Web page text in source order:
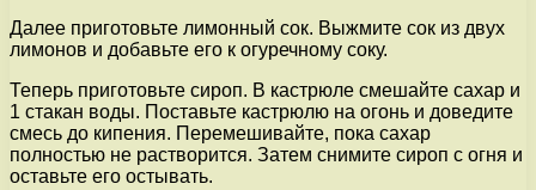
Далее приготовьте лимонный сок. Выжмите сок из двух
лимонов и добавьте его к огуречному соку.
Теперь приготовьте сироп. В кастрюле смешайте сахар и
1 стакан воды. Поставьте кастрюлю на огонь и доведите
смесь до кипения. Перемешивайте, пока сахар
полностью не растворится. Затем снимите сироп с огня и
оставьте его остывать.